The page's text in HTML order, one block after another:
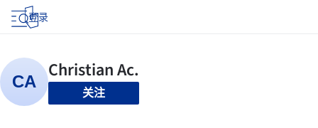
登录
关注